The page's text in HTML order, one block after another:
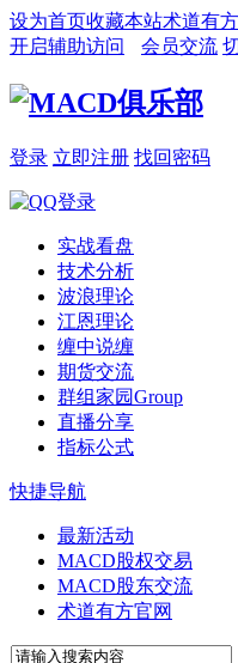
设为首页收藏本站术道有
开启辅助访问
会员交流
登录 立即注册 找回密码
实战看盘
技术分析
波浪理论
江恩理论
缠中说缠
期货交流
群组家园Group
直播分享
指标公式
快捷导航
最新活动
MACD股权交易
MACD股东交流
术道有方官网